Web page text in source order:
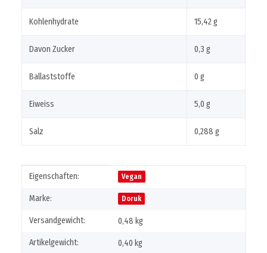
Kohlenhydrate 15,42 g
Davon Zucker 0,3 g
Ballaststoffe 0 g
Eiweiss 5,0 g
Salz 0,288 g
Produkteigenschaft
Wert
Eigenschaften: Vegan
Marke: Doruk
Versandgewicht: 0,48 kg
Artikelgewicht: 0,40 kg